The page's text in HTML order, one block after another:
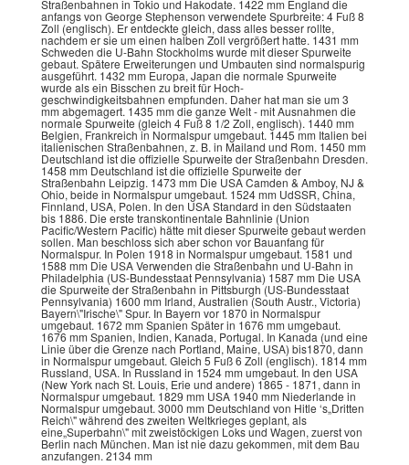
Straßenbahnen in Tokio und Hakodate. 1422 mm England die
anfangs von George Stephenson verwendete Spurbreite: 4 Fuß 8
Zoll (englisch). Er entdeckte gleich, dass alles besser rollte,
nachdem er sie um einen halben Zoll vergrößert hatte. 1431 mm
Schweden die U-Bahn Stockholms wurde mit dieser Spurweite
gebaut. Spätere Erweiterungen und Umbauten sind normalspurig
ausgeführt. 1432 mm Europa, Japan die normale Spurweite
wurde als ein Bisschen zu breit für Hoch-
geschwindigkeitsbahnen empfunden. Daher hat man sie um 3
mm abgemagert. 1435 mm die ganze Welt - mit Ausnahmen die
normale Spurweite (gleich 4 Fuß 8 1/2 Zoll, englisch). 1440 mm
Belgien, Frankreich in Normalspur umgebaut. 1445 mm Italien bei
italienischen Straßenbahnen, z. B. in Mailand und Rom. 1450 mm
Deutschland ist die offizielle Spurweite der Straßenbahn Dresden.
1458 mm Deutschland ist die offizielle Spurweite der
Straßenbahn Leipzig. 1473 mm Die USA Camden & Amboy, NJ &
Ohio, beide in Normalspur umgebaut. 1524 mm UdSSR, China,
Finnland, USA, Polen. In den USA Standard in den Südstaaten
bis 1886. Die erste transkontinentale Bahnlinie (Union
Pacific/Western Pacific) hätte mit dieser Spurweite gebaut werden
sollen. Man beschloss sich aber schon vor Bauanfang für
Normalspur. In Polen 1918 in Normalspur umgebaut. 1581 und
1588 mm Die USA Verwenden die Straßenbahn und U-Bahn in
Philadelphia (US-Bundesstaat Pennsylvania) 1587 mm Die USA
die Spurweite der Straßenbahn in Pittsburgh (US-Bundesstaat
Pennsylvania) 1600 mm Irland, Australien (South Austr., Victoria)
Bayern\"Irische\" Spur. In Bayern vor 1870 in Normalspur
umgebaut. 1672 mm Spanien Später in 1676 mm umgebaut.
1676 mm Spanien, Indien, Kanada, Portugal. In Kanada (und eine
Linie über die Grenze nach Portland, Maine, USA) bis1870, dann
in Normalspur umgebaut. Gleich 5 Fuß 6 Zoll (englisch). 1814 mm
Russland, USA. In Russland in 1524 mm umgebaut. In den USA
(New York nach St. Louis, Erie und andere) 1865 - 1871, dann in
Normalspur umgebaut. 1829 mm USA 1940 mm Niederlande in
Normalspur umgebaut. 3000 mm Deutschland von Hitle ‘s„Dritten
Reich\" während des zweiten Weltkrieges geplant, als
eine„Superbahn\" mit zweistöckigen Loks und Wagen, zuerst von
Berlin nach München. Man ist nie dazu gekommen, mit dem Bau
anzufangen. 2134 mm